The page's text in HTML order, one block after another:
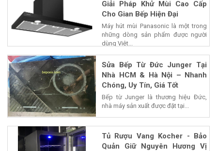
Giải Pháp Khử Mùi Cao Cấp
Cho Gian Bếp Hiện Đại
Máy hút mùi Panasonic là một trong
những dòng sản phẩm được người
dùng Việt...
Sửa Bếp Từ Đức Junger Tại
Nhà HCM & Hà Nội – Nhanh
Chóng, Uy Tín, Giá Tốt
Bếp từ Junger là thương hiệu Đức,
nhà máy sản xuất được đặt tại...
Tủ Rượu Vang Kocher - Bảo
Quản Giữ Nguyên Hương Vị